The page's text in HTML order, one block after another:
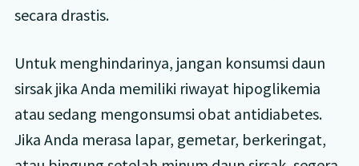
secara drastis.
Untuk menghindarinya, jangan konsumsi daun
sirsak jika Anda memiliki riwayat hipoglikemia
atau sedang mengonsumsi obat antidiabetes.
Jika Anda merasa lapar, gemetar, berkeringat,